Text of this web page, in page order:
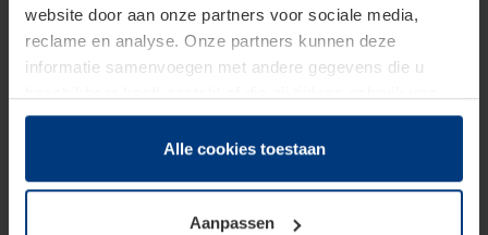
website door aan onze partners voor sociale media,
reclame en analyse. Onze partners kunnen deze
informatie samenvoegen met andere gegevens die u
hun diensten hebben verzameld.
Juridisch hebben wij het recht om cookies op uw
van deze pagina's absoluut vereist is. Voor alle andere
soorten cookies is uw toestemming benodigd. Uw
Alle cookies toestaan
Aanpassen